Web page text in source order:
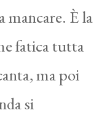
mancare. È la
fatica tutta
ma poi
si